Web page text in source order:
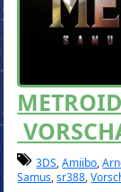
3DS,Amiibo,
Samus,sr388,